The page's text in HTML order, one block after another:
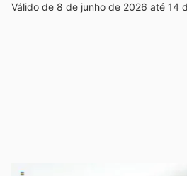
Válido de 8 de junho de 2026 até 14